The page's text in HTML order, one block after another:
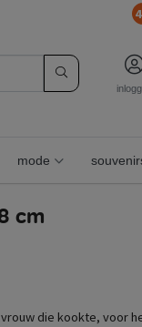
mode
cm
die kookte, voor